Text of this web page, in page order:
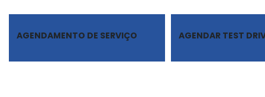
AGENDAMENTO DE SERVIÇO AGENDAR TEST